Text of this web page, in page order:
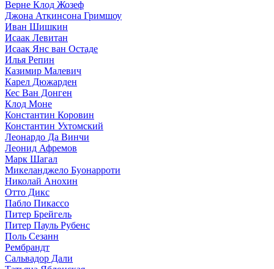
Верне Клод Жозеф
Джона Аткинсона Гримшоу
Иван Шишкин
Исаак Левитан
Исаак Янс ван Остаде
Илья Репин
Казимир Малевич
Карел Дюжарден
Кес Ван Донген
Клод Моне
Константин Коровин
Константин Ухтомский
Леонардо Да Винчи
Леонид Афремов
Марк Шагал
Микеланджело Буонарроти
Николай Анохин
Отто Дикс
Пабло Пикассо
Питер Брейгель
Питер Пауль Рубенс
Поль Сезанн
Рембрандт
Сальвадор Дали